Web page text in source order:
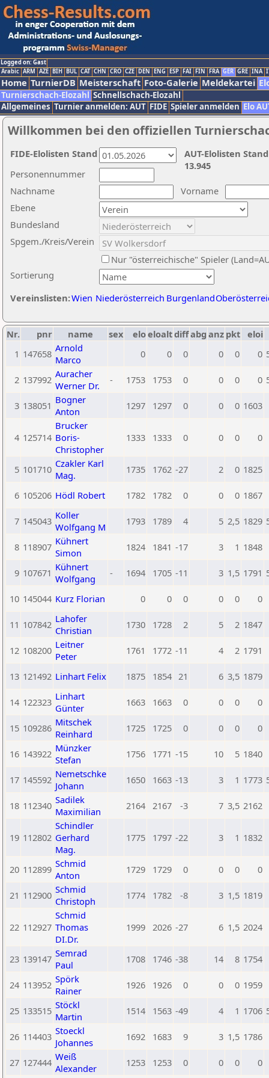
Logged on: Gast
Arabic ARM AZE BIH BUL CAT CHN CRO CZE DEN ENG ESP FAI FIN FRA GER GRE INA
Home TurnierDB Meisterschaft Foto-Galerie Meldekartei
Turnierschach-Elozahl Schnellschach-Elozahl
Allgemeines Turnier anmelden: AUT FIDE Spieler anmelden Elo
Willkommen bei den offiziellen
Nachname
Vorname
Ebene
Sortierung
Personennummer
Bundesland
Spgem./Kreis/Verein
Nur "österreichische" Spieler
Vereinslisten:Wien Niederösterreich Burgenland
AUT-Elolisten
13.945
FIDE-Elolisten Stand
Nr. pnr name sex eloeloaltdiffabg anz pkt eloi
1 147658 Arnold
Marco
0 0 0 0 0 0
2 137992 Auracher
Werner Dr.
- 1753 1753 0 0 0 0
3 138051 Bogner
Anton
1297 1297 0 0 0 1603
4 125714
Brucker
Boris-
Christopher
1333 1333 0 0 0 0
5 101710 Czakler Karl
Mag.
1735 1762 -27 2 0 1825
6 105206 Hödl Robert 1782 1782 0 0 0 1867
7 145043 Koller
Wolfgang M
1793 1789 4 5 2,5 1829
8 118907 Kühnert
Simon
1824 1841 -17 3 1 1848
9 107671 Kühnert
Wolfgang
- 1694 1705 -11 3 1,5 1791
10 145044 Kurz Florian 0 0 0 0 0 0
11 107842 Lahofer
Christian
1730 1728 2 5 2 1847
12 108200 Leitner
Peter
1761 1772 -11 4 2 1791
13 121492 Linhart Felix 1875 1854 21 6 3,5 1879
14 122323 Linhart
Günter
1663 1663 0 0 0 0
15 109286 Mitschek
Reinhard
1725 1725 0 0 0 0
16 143922 Münzker
Stefan
1756 1771 -15 10 5 1840
17 145592 Nemetschke
Johann
1650 1663 -13 3 1 1773
18 112340 Sadilek
Maximilian
2164 2167 -3 7 3,5 2162
19 112802
Schindler
Gerhard
Mag.
1775 1797 -22 3 1 1832
20 112899 Schmid
Anton
1729 1729 0 0 0 0
21 112900 Schmid
Christoph
1774 1782 -8 3 1,5 1819
22 112927
Schmid
Thomas
DI.Dr.
1999 2026 -27 6 1,5 2024
23 139147 Semrad
Paul
1708 1746 -38 14 8 1754
24 113952 Spörk
Rainer
1926 1926 0 0 0 1959
25 133515 Stöckl
Martin
1514 1563 -49 4 1 1706
26 114403 Stoeckl
Johannes
1692 1683 9 3 1,5 1786
27 127444 Weiß
Alexander
1253 1253 0 0 0 0